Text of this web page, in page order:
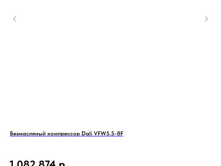
Безмасляный компрессор Dali VFW5.5-8F